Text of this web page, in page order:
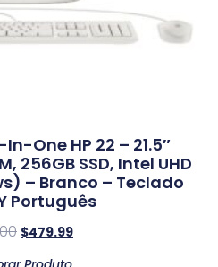
One HP 22 – 21.5″
256GB SSD, Intel UHD
– Branco – Teclado
Português
$479.99